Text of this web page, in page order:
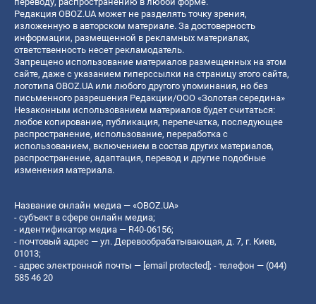
Редакция OBOZ.UA может не разделять точку зрения,
изложенную в авторском материале. За достоверность
информации, размещенной в рекламных материалах,
ответственность несет рекламодатель.
Запрещено использование материалов размещенных на этом
сайте, даже с указанием гиперссылки на страницу этого сайта,
логотипа OBOZ.UA или любого другого упоминания, но без
письменного разрешения Редакции/ООО «Золотая середина»
Незаконным использованием материалов будет считаться:
любое копирование, публикация, перепечатка, последующее
распространение, использование, переработка с
использованием, включением в состав других материалов,
распространение, адаптация, перевод и другие подобные
изменения материала.
Название онлайн медиа — «OBOZ.UA»
- субъект в сфере онлайн медиа;
- идентификатор медиа — R40-06156;
- почтовый адрес — ул. Деревообрабатывающая, д. 7, г. Киев,
01013;
- адрес электронной почты — [email protected] ; - телефон — (044)
585 46 20